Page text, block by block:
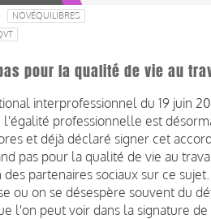
NOVÉQUILIBRES
pour la qualité de vie au
interprofessionnel du 19 juin
professionnelle est
et déjà déclaré signer cet accord
pas pour la qualité de vie au
partenaires sociaux sur ce sujet.
ou on se désespère souvent du
l'on peut voir dans la signature